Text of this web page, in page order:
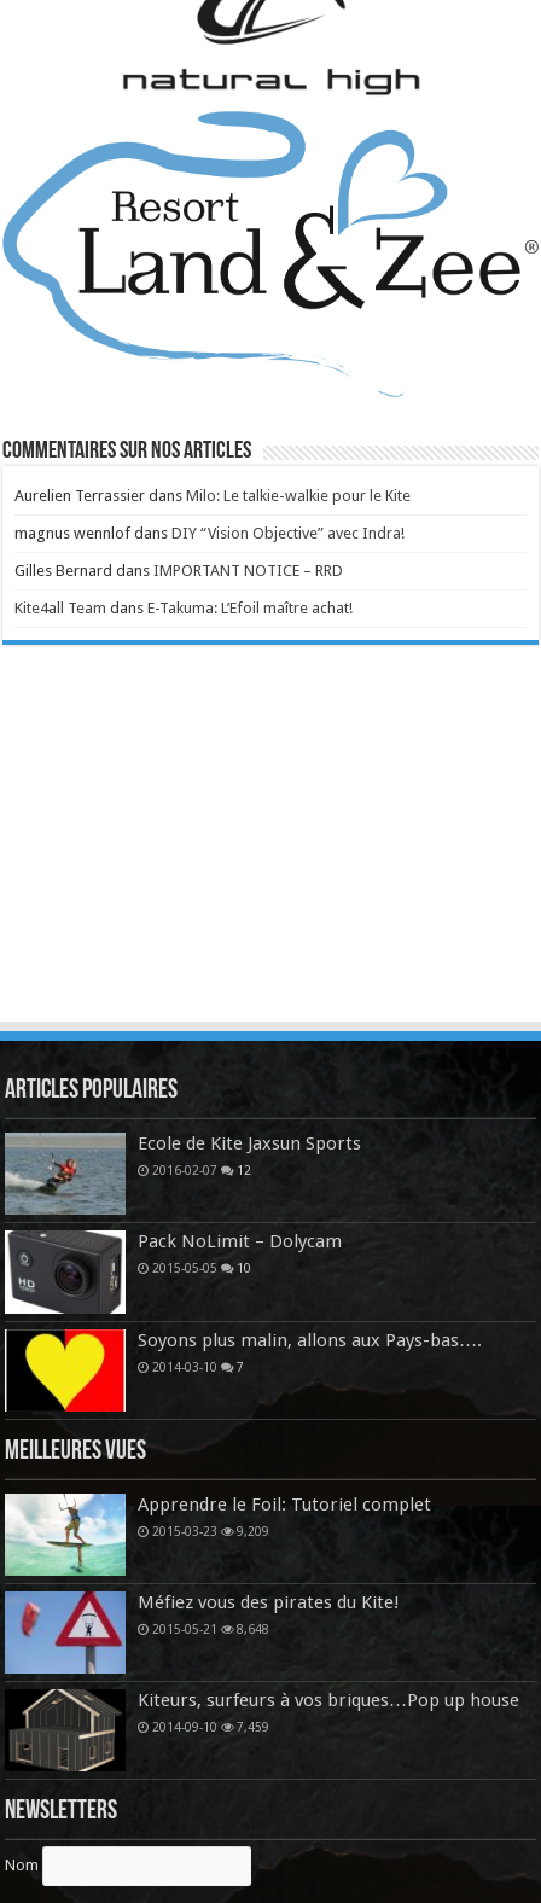
Commentaires sur nos articles
Aurelien Terrassier dansMilo: Le talkie-walkie pour le Kite
magnus wennlof dansDIY “Vision Objective” avec Indra!
Gilles Bernard dansIMPORTANT NOTICE – RRD
Kite4all Team dansE-Takuma: L’Efoil maître achat!
Articles Populaires
Ecole de Kite Jaxsun Sports
2016-02-07 12
Pack NoLimit – Dolycam
2015-05-05 10
Soyons plus malin, allons aux Pays-bas….
2014-03-10 7
Meilleures vues
Apprendre le Foil: Tutoriel complet
2015-03-23 9,209
Méfiez vous des pirates du Kite!
2015-05-21 8,648
Kiteurs, surfeurs à vos briques…Pop up house
2014-09-10 7,459
Newsletters
Nom